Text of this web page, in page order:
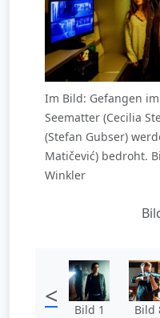
Im Bild: Gefangen
Seematter (Cecilia
(Stefan Gubser)
Matičević) bedroht.
Winkler
< Bild 1 Bild